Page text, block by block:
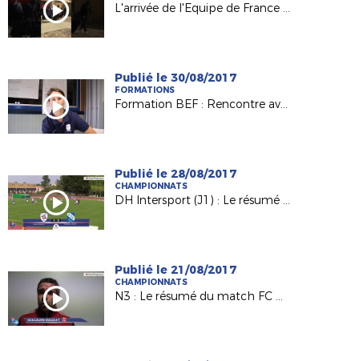
L'arrivée de l'Equipe de France Espoirs à Laval !
Publié le 30/08/2017
FORMATIONS
Formation BEF : Rencontre avec Charlène Karsenti, joueuse et éducatrice au Mans FC
Publié le 28/08/2017
CHAMPIONNATS
DH Intersport (J1) : Le résumé de FC Rezé / AS La Châtaigneraie (1-2)
Publié le 21/08/2017
CHAMPIONNATS
N3 : Le résumé du match FC Challans / Voltigeurs de Châteaubriant